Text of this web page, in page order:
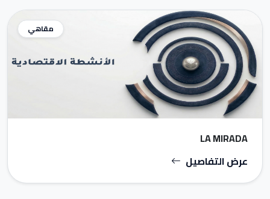
مقاهي
LA MIRADA
عرض التفاصيل